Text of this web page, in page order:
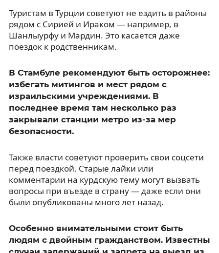
Туристам в Турции советуют не ездить в районы
рядом с Сирией и Ираком — например, в
Шанлыурфу и Мардин. Это касается даже
поездок к родственникам.
В Стамбуле рекомендуют быть осторожнее:
избегать митингов и мест рядом с
израильскими учреждениями. В
последнее время там несколько раз
закрывали станции метро из-за мер
безопасности.
Также власти советуют проверить свои соцсети
перед поездкой. Старые лайки или
комментарии на курдскую тему могут вызвать
вопросы при въезде в страну — даже если они
были опубликованы много лет назад.
Особенно внимательными стоит быть
людям с двойным гражданством. Известны